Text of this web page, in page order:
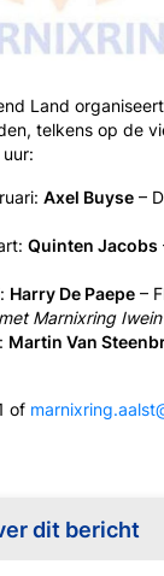
Land
telkens op de
Axel Buyse –
Quinten Jacobs
Harry De Paepe –
Marnixring
Martin Van
of
dit bericht